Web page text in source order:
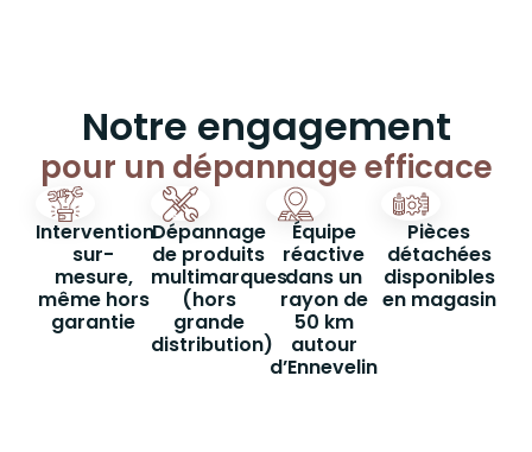
Notre engagement
pour un dépannage efficace
Intervention
sur-
mesure,
même hors
garantie
Dépannage
de produits
multimarques
(hors
grande
distribution)
Équipe
réactive
dans un
rayon de
50 km
autour
d’Ennevelin
Pièces
détachées
disponibles
en magasin